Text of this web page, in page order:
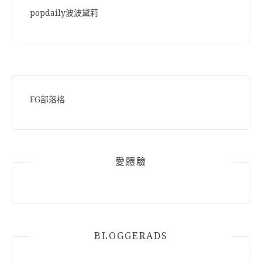
popdaily波波黛莉
FG部落格
愛體驗
BLOGGERADS